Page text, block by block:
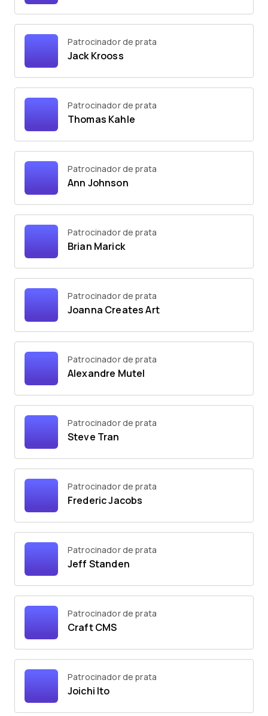
Patrocinador de prata
Jack Krooss
Patrocinador de prata
Thomas Kahle
Patrocinador de prata
Ann Johnson
Patrocinador de prata
Brian Marick
Patrocinador de prata
Joanna Creates Art
Patrocinador de prata
Alexandre Mutel
Patrocinador de prata
Steve Tran
Patrocinador de prata
Frederic Jacobs
Patrocinador de prata
Jeff Standen
Patrocinador de prata
Craft CMS
Patrocinador de prata
Joichi Ito